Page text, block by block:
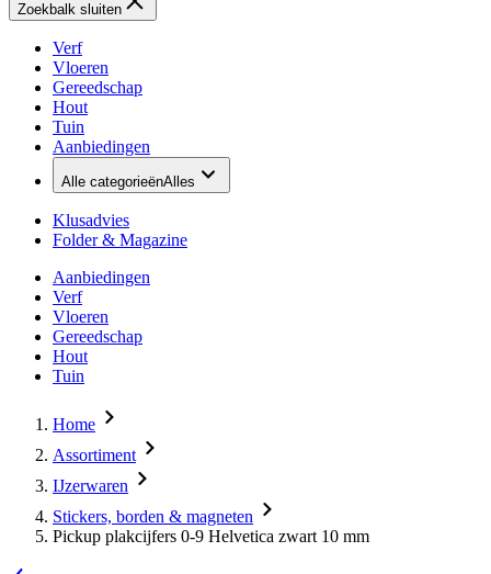
Zoekbalk sluiten
Verf
Vloeren
Gereedschap
Hout
Tuin
Aanbiedingen
Alle categorieënAlles
Klusadvies
Folder & Magazine
Aanbiedingen
Verf
Vloeren
Gereedschap
Hout
Tuin
Home
Assortiment
IJzerwaren
Stickers, borden & magneten
Pickup plakcijfers 0-9 Helvetica zwart 10 mm